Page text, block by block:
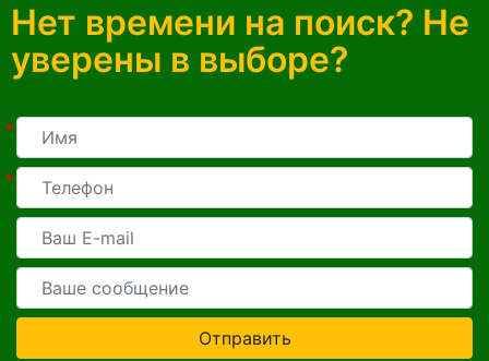
Нет времени на поиск? Не
уверены в выборе?
*
*
Отправить